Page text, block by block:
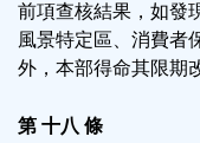
前項查核結果，如發
風景特定區、消費者
外，本部得命其限期
第 十八 條